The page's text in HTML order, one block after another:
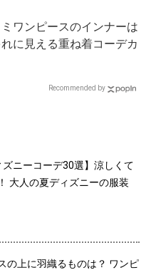
ミワンピースのインナーは
に見える重ね着コーデカ
Recommended by
ズニーコーデ30選】涼しくて
大人の夏ディズニーの服装
の上に羽織るものは？ ワンピ